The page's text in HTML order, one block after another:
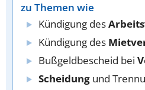
zu Themen wie
Kündigung des
Kündigung des
Bußgeldbescheid bei
Scheidung und